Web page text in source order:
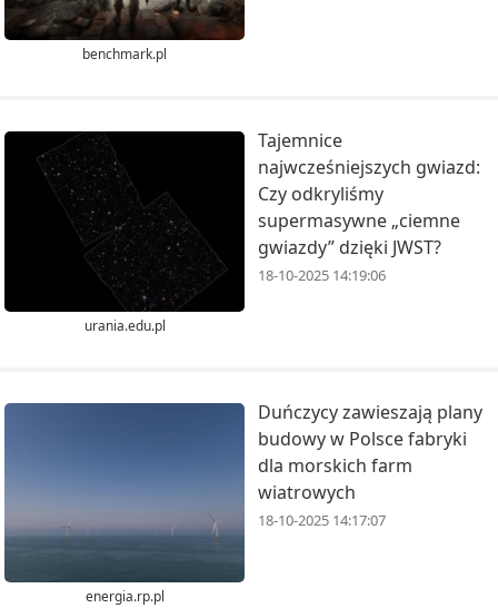
benchmark.pl
urania.edu.pl
Tajemnice
najwcześniejszych gwiazd:
Czy odkryliśmy
supermasywne „ciemne
gwiazdy” dzięki JWST?
18-10-2025 14:19:06
energia.rp.pl
Duńczycy zawieszają plany
budowy w Polsce fabryki
dla morskich farm
wiatrowych
18-10-2025 14:17:07